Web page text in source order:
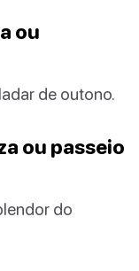
ou
de outono.
ou passeio
do